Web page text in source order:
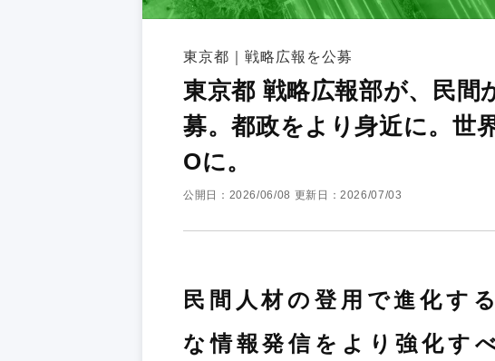
東京都｜戦略広報を公募
東京都 戦略広報部が、民間
募。都政をより身近に。世
Oに。
公開日：2026/06/08 更新日：2026/07/03
民間人材の登用で進化す
な情報発信をより強化す